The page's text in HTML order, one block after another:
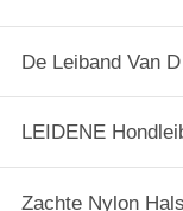
De
De